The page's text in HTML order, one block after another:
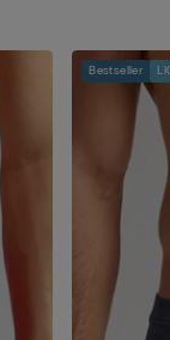
Bestseller